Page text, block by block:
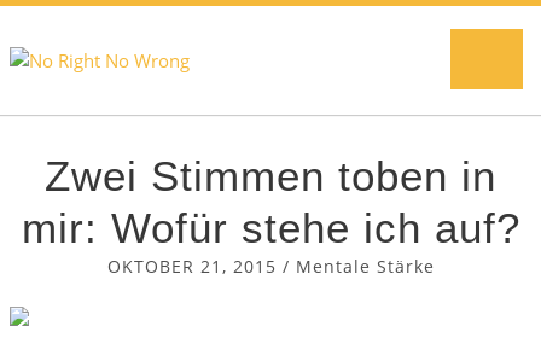
Zwei Stimmen toben in
mir: Wofür stehe ich auf?
OKTOBER 21, 2015 / Mentale Stärke